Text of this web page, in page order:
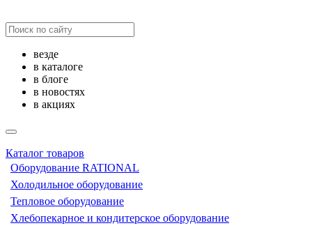
везде
в каталоге
в блоге
в новостях
в акциях
Каталог товаров
Оборудование RATIONAL
Холодильное оборудование
Тепловое оборудование
Хлебопекарное и кондитерское оборудование